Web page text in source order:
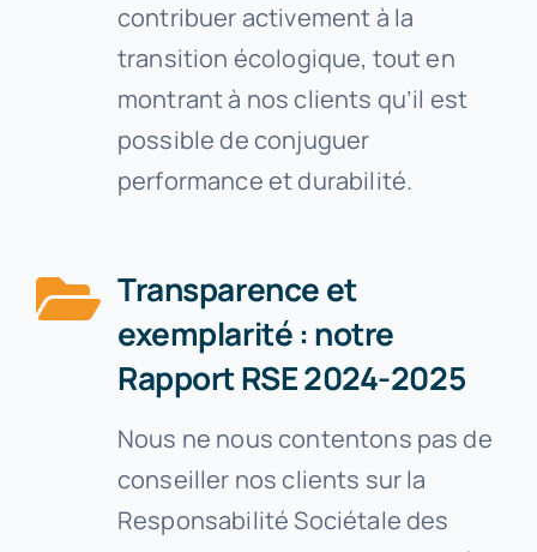
contribuer activement à la
transition écologique, tout en
montrant à nos clients qu’il est
possible de conjuguer
performance et durabilité.
Transparence et
exemplarité : notre
Rapport RSE 2024-2025
Nous ne nous contentons pas de
conseiller nos clients sur la
Responsabilité Sociétale des